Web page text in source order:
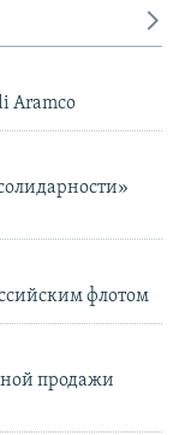
Aramco
флотом
продажи